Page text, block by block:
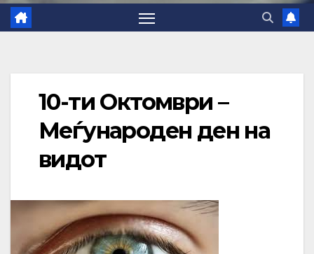
10-ти Октомври –
Меѓународен ден на
видот